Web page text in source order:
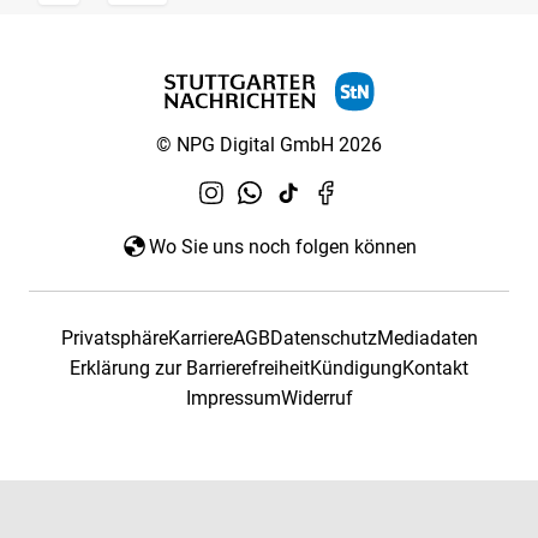
© NPG Digital GmbH 2026
Wo Sie uns noch folgen können
PrivatsphäreKarriereAGBDatenschutzMediadaten
Erklärung zur BarrierefreiheitKündigungKontakt
ImpressumWiderruf